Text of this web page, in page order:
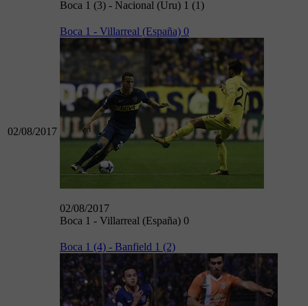
Boca 1 (3) - Nacional (Uru) 1 (1)
02/08/2017
Boca 1 - Villarreal (España) 0
02/08/2017
Boca 1 - Villarreal (España) 0
Boca 1 (4) - Banfield 1 (2)